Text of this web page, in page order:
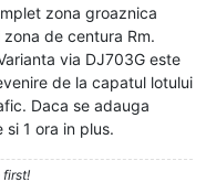
zona groaznica
de centura Rm.
via DJ703G este
de la capatul lotului
Daca se adauga
1 ora in plus.
first!